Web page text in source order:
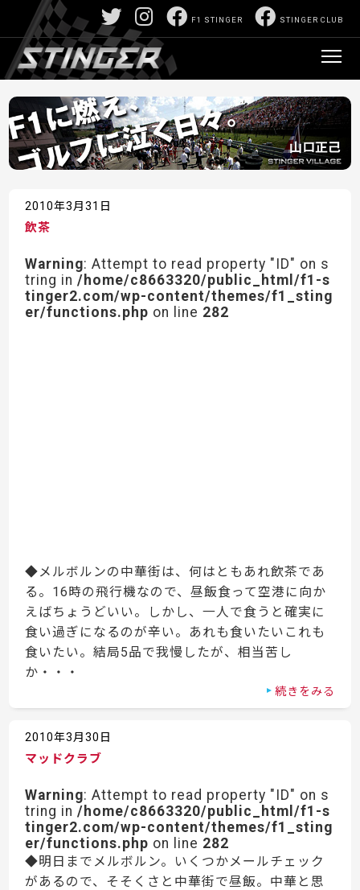
STINGER CLUB
F1 STINGER
2010年3月31日
飲茶
Warning: Attempt to read property "ID" on s
tring in/home/c8663320/public_html/f1-s
tinger2.com/wp-content/themes/f1_sting
er/functions.php on line 282
◆メルボルンの中華街は、何はともあれ飲茶であ
る。16時の飛行機なので、昼飯食って空港に向か
えばちょうどいい。しかし、一人で食うと確実に
食い過ぎになるのが辛い。あれも食いたいこれも
食いたい。結局5品で我慢したが、相当苦し
か・・・
続きをみる
2010年3月30日
マッドクラブ
Warning: Attempt to read property "ID" on s
tring in/home/c8663320/public_html/f1-s
tinger2.com/wp-content/themes/f1_sting
er/functions.php on line 282
◆明日までメルボルン。いくつかメールチェック
があるので、そそくさと中華街で昼飯。中華と思